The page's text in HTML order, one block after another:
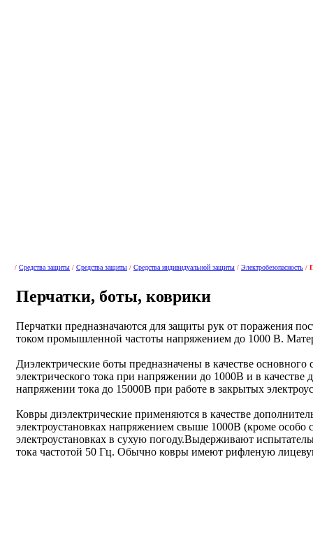
/ Средства защиты / Средства защиты / Средства индивидуальной защиты / Электробезопасность /
Перчатки, боты, коврики
Перчатки предназначаются для защиты рук от поражения
током промышленной частоты напряжением до 1000 В.
Диэлектрические боты предназначены в качестве основного
электрического тока при напряжении до 1000В и в качестве
напряжении тока до 15000В при работе в закрытых
Ковры диэлектрические применяются в качестве
электроустановках напряжением свыше 1000В (кроме
электроустановках в сухую погоду.Выдерживают
тока частотой 50 Гц. Обычно ковры имеют рифленую